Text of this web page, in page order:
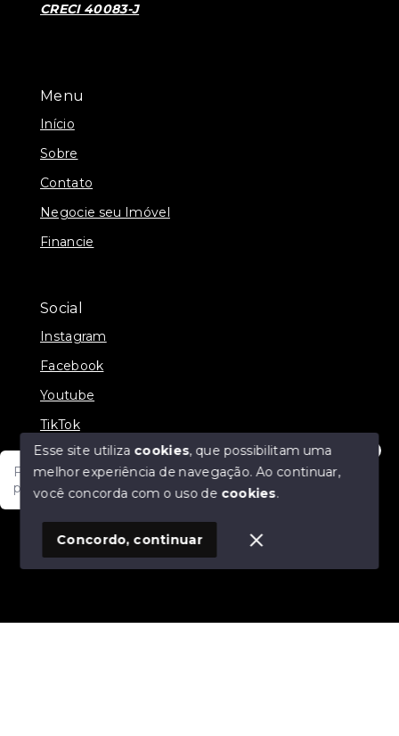
Menu
Início
Sobre
Contato
Negocie seu Imóvel
Financie
Social
Instagram
Facebook
Youtube
TikTok
© Copyright 2026 - JDF NEGOCIOS IMOBILIARIOS -
SITE PARA IMOBILIARIA
CRECI 40083-J
Fale com um de nossos consultores! Estamos
prontos para atende-lo e orienta-lo!
Esse site utiliza cookies, que possibilitam uma
melhor experiência de navegação.Ao continuar,
você concorda com o uso de cookies.
Concordo, continuar